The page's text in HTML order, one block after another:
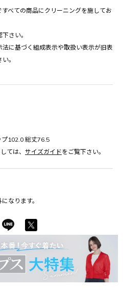
べての商品にクリーニングを施してお
さい。
に基づく組成表示や取扱い表示が旧表
。
102.0 総丈76.5
ては、 サイズガイドをご覧下さい。
なります。